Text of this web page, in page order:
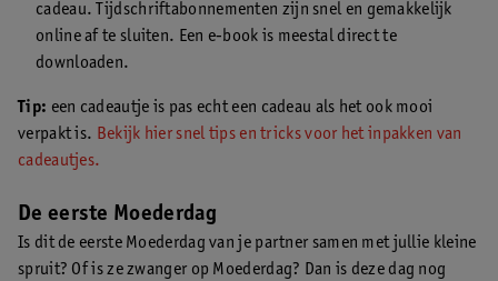
cadeau. Tijdschriftabonnementen zijn snel en gemakkelijk
online af te sluiten. Een e-book is meestal direct te
downloaden.
Tip: een cadeautje is pas echt een cadeau als het ook mooi
verpakt is. Bekijk hier snel tips en tricks voor het inpakken van
cadeautjes.
De eerste Moederdag
Is dit de eerste Moederdag van je partner samen met jullie kleine
spruit? Of is ze zwanger op Moederdag? Dan is deze dag nog